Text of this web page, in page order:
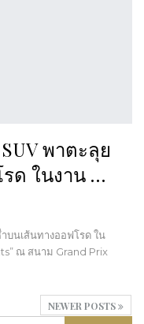
พาตะลุย
ด ในงาน …
บนเส้นทางออฟโรด ใน
ณ สนาม Grand Prix
NEWER POSTS